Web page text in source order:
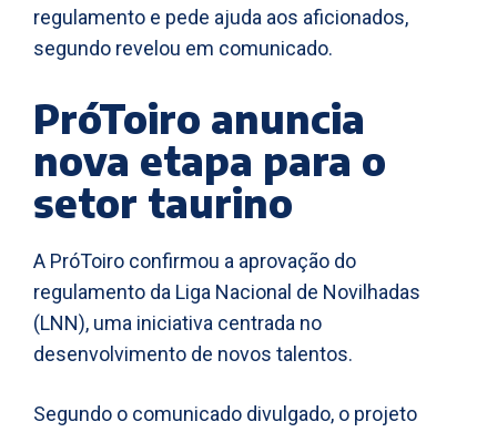
regulamento e pede ajuda aos aficionados,
segundo revelou em comunicado.
PróToiro anuncia
nova etapa para o
setor taurino
A PróToiro confirmou a aprovação do
regulamento da Liga Nacional de Novilhadas
(LNN), uma iniciativa centrada no
desenvolvimento de novos talentos.
Segundo o comunicado divulgado, o projeto